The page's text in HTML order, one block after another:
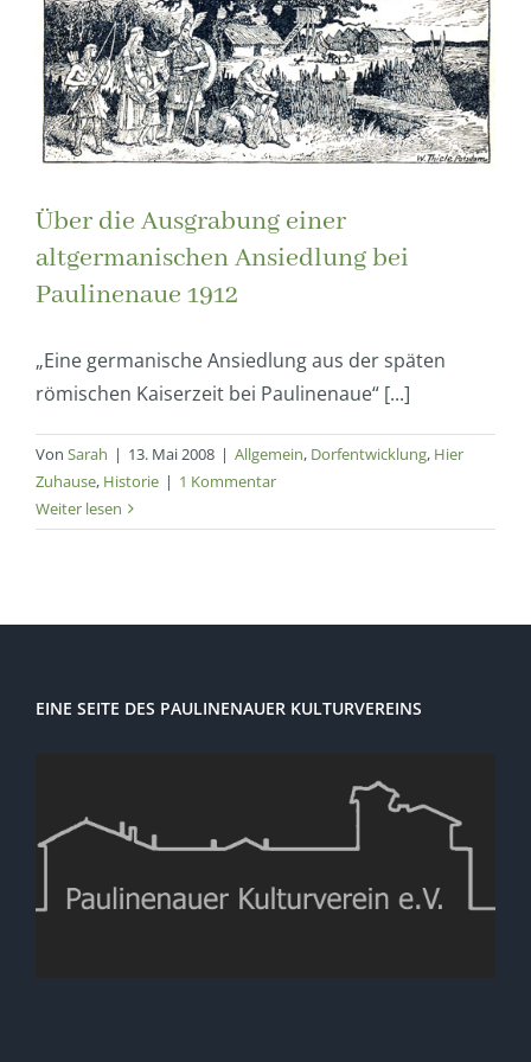
Über die Ausgrabung einer
altgermanischen Ansiedlung bei
Paulinenaue 1912
„Eine germanische Ansiedlung aus der späten
römischen Kaiserzeit bei Paulinenaue“ [...]
Von Sarah | 13. Mai 2008 | Allgemein, Dorfentwicklung, Hier
Zuhause, Historie | 1 Kommentar
Weiter lesen
EINE SEITE DES PAULINENAUER KULTURVEREINS